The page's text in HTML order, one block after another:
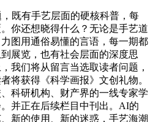
有手艺层面的硬核科普，每
你还想晓得什么？无论是手艺道
图用通俗易懂的言语，每一期都
展览，也有社会层面的深度思
我们将从留言当选取读者问题，
将获得《科学画报》文创礼物。
科研机构、财产界的一线专家学
并正在后续栏目中刊出。AI的
新的使用、新的迷惑，手艺海潮